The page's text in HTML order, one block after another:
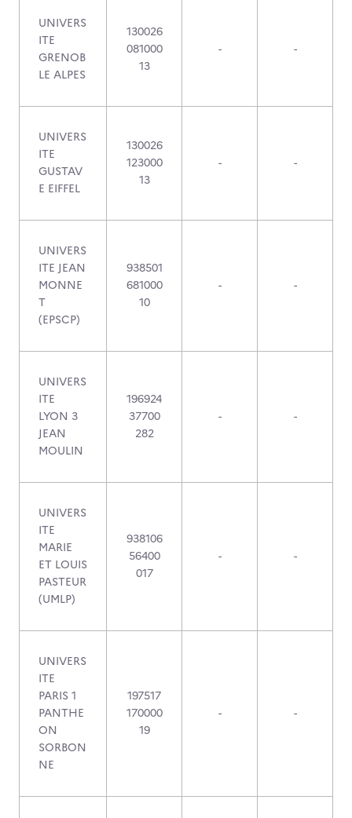
UNIVERS
ITE
GRENOB
LE ALPES
130026
081000
13
- -
UNIVERS
ITE
GUSTAV
E EIFFEL
130026
123000
13
- -
UNIVERS
ITE JEAN
MONNE
T
(EPSCP)
938501
681000
10
- -
UNIVERS
ITE
LYON 3
JEAN
MOULIN
196924
37700
282
- -
UNIVERS
ITE
MARIE
ET LOUIS
PASTEUR
(UMLP)
938106
56400
017
- -
UNIVERS
ITE
PARIS 1
PANTHE
ON
SORBON
NE
197517
170000
19
- -